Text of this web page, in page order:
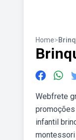
Home>
Webfrete
infantil
montessori